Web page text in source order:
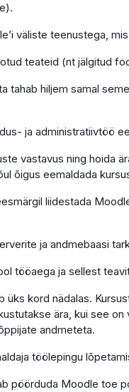
väliste teenustega,
teateid (nt
tahab hiljem samal
ja administratiivtöö
vastavus ning
õigus eemaldada
liidestada
ja andmebaasi
tööaega ja sellest
kord nädalas.
ära, kui see
andmeteta.
töölepingu
pöörduda Moodle toe